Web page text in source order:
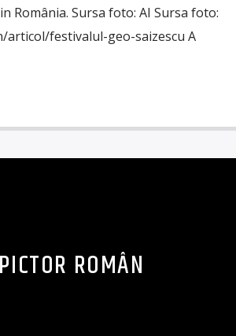
România. Sursa foto: AI Sursa foto:
festivalul-geo-saizescu A
ROMÂN